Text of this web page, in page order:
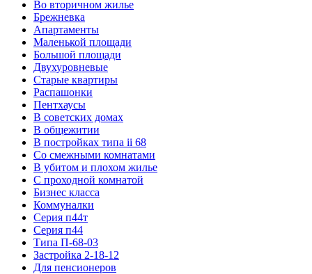
Во вторичном жилье
Брежневка
Апартаменты
Маленькой площади
Большой площади
Двухуровневые
Старые квартиры
Распашонки
Пентхаусы
В советских домах
В общежитии
В постройках типа ii 68
Со смежными комнатами
В убитом и плохом жилье
С проходной комнатой
Бизнес класса
Коммуналки
Серия п44т
Серия п44
Типа П-68-03
Застройка 2-18-12
Для пенсионеров